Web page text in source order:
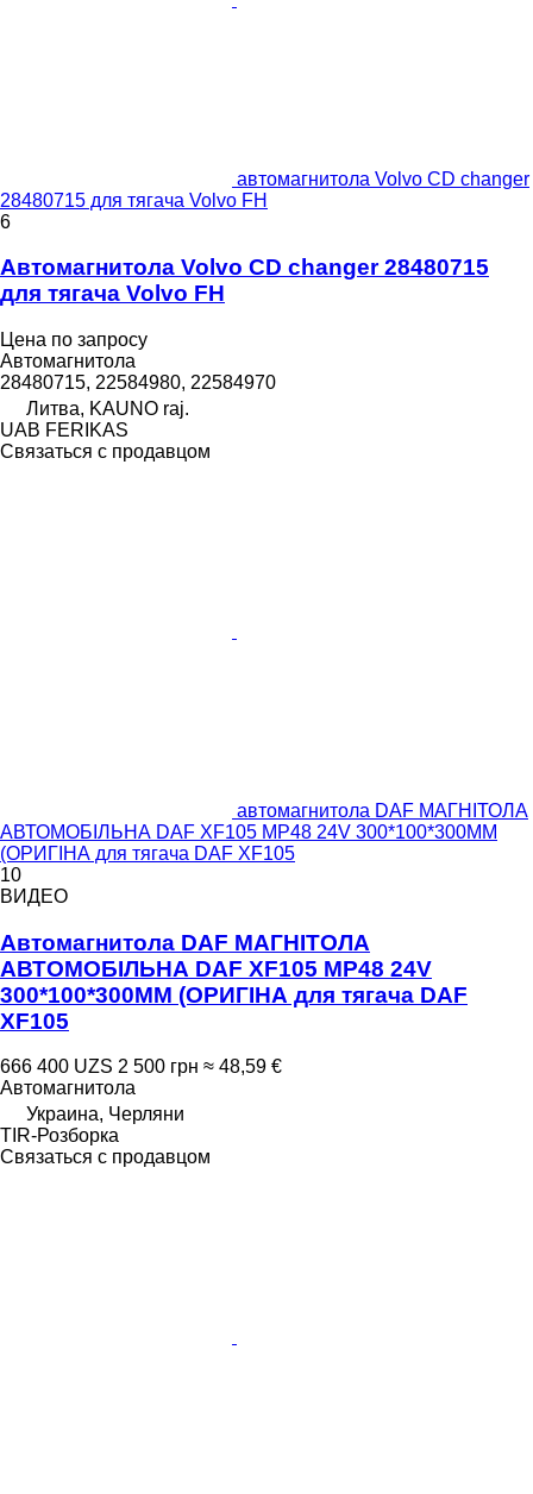
автомагнитола Volvo CD changer
28480715 для тягача Volvo FH
6
Автомагнитола Volvo CD changer 28480715
для тягача Volvo FH
Цена по запросу
Автомагнитола
28480715, 22584980, 22584970
Литва, KAUNO raj.
UAB FERIKAS
Связаться с продавцом
автомагнитола DAF МАГНІТОЛА
АВТОМОБІЛЬНА DAF XF105 MP48 24V 300*100*300MM
(ОРИГІНА для тягача DAF XF105
10
ВИДЕО
Автомагнитола DAF МАГНІТОЛА
АВТОМОБІЛЬНА DAF XF105 MP48 24V
300*100*300MM (ОРИГІНА для тягача DAF
XF105
666 400 UZS 2 500 грн ≈ 48,59 €
Автомагнитола
Украина, Черляни
TIR-Розборка
Связаться с продавцом